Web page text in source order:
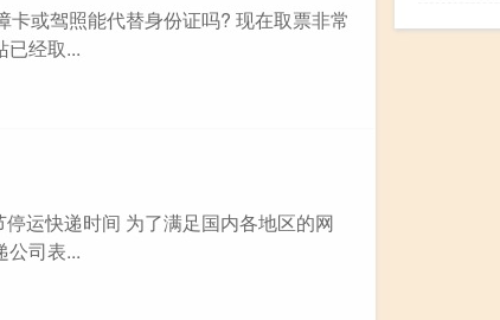
或驾照能代替身份证吗? 现在取票非常
已经取...
运快递时间 为了满足国内各地区的网
公司表...